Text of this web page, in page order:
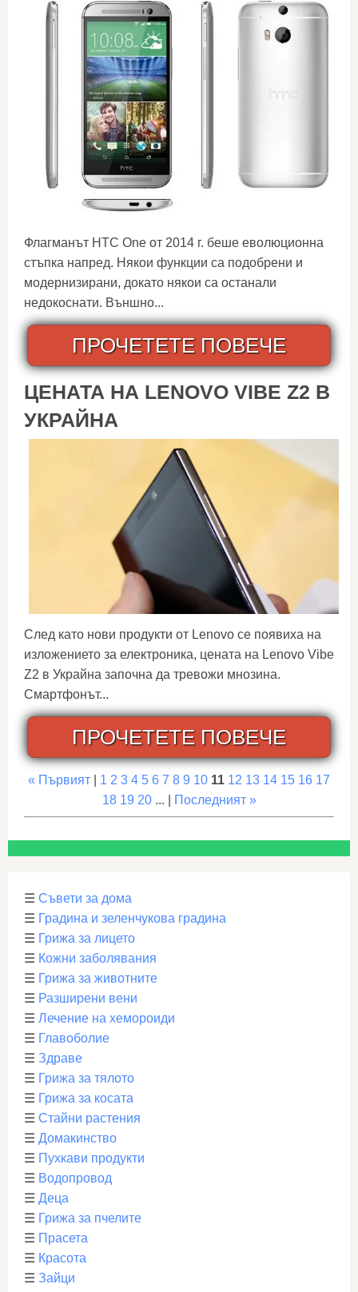
Флагманът HTC One от 2014 г. беше еволюционна
стъпка напред. Някои функции са подобрени и
модернизирани, докато някои са останали
недокоснати. Външно...
ПРОЧЕТЕТЕ ПОВЕЧЕ
ЦЕНАТА НА LENOVO VIBE Z2 В
УКРАЙНА
След като нови продукти от Lenovo се появиха на
изложението за електроника, цената на Lenovo Vibe
Z2 в Украйна започна да тревожи мнозина.
Смартфонът...
ПРОЧЕТЕТЕ ПОВЕЧЕ
« Първият 1 2 3 4 5 6 7 8 9 10 11 12 13 14 15 16 17
18 19 20... | Последният »
☰ Съвети за дома
☰ Градина и зеленчукова градина
☰ Грижа за лицето
☰ Кожни заболявания
☰ Грижа за животните
☰ Разширени вени
☰ Лечение на хемороиди
☰ Главоболие
☰ Здраве
☰ Грижа за тялото
☰ Грижа за косата
☰ Стайни растения
☰ Домакинство
☰ Пухкави продукти
☰ Водопровод
☰ Деца
☰ Грижа за пчелите
☰ Прасета
☰ Красота
☰ Зайци